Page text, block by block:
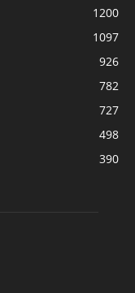
1200
1097
926
782
727
498
390